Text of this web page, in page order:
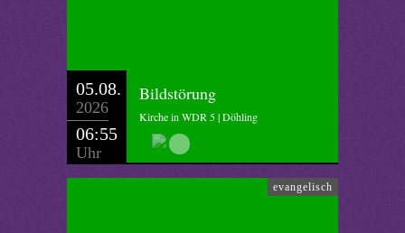
05.08.
2026
06:55
Uhr
Bildstörung
Kirche in WDR 5 | Döhling
evangelisch